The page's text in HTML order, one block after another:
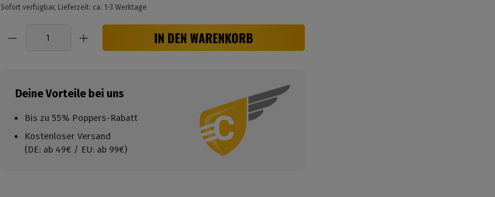
Sofort verfügbar, Lieferzeit: ca. 1-3 Werktage
IN DEN WARENKORB
Deine Vorteile bei uns
Bis zu 55% Poppers-Rabatt
Kostenloser Versand
(DE: ab 49€ / EU: ab 99€)